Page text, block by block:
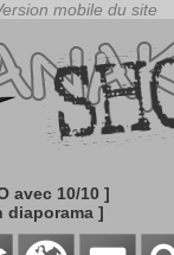
avec 10/10 ]
diaporama ]